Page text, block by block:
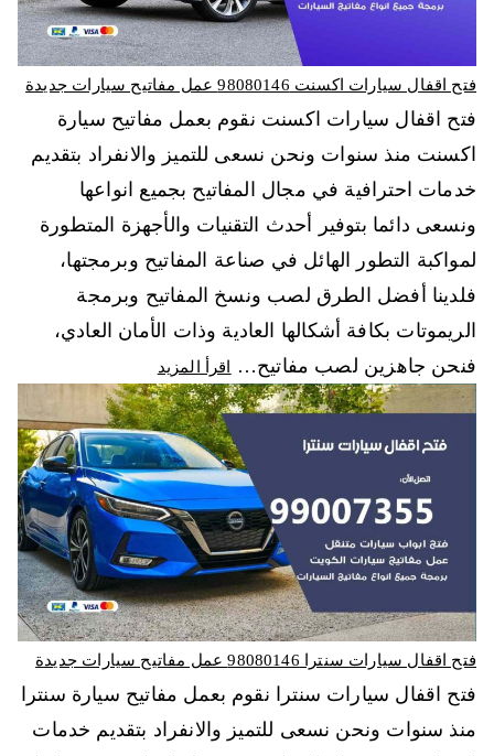
فتح اقفال سيارات اكسنت 98080146‬ عمل مفاتيح سيارات جديدة
فتح اقفال سيارات اكسنت نقوم بعمل مفاتيح سيارة
اكسنت منذ سنوات ونحن نسعى للتميز والانفراد بتقديم
خدمات احترافية في مجال المفاتيح بجميع انواعها
ونسعى دائما بتوفير أحدث التقنيات والأجهزة المتطورة
لمواكبة التطور الهائل في صناعة المفاتيح وبرمجتها،
فلدينا أفضل الطرق لصب ونسخ المفاتيح وبرمجة
الريموتات بكافة أشكالها العادية وذات الأمان العادي،
فنحن جاهزين لصب مفاتيح…
اقرأ المزيد
فتح اقفال سيارات سنترا 98080146‬ عمل مفاتيح سيارات جديدة
فتح اقفال سيارات سنترا نقوم بعمل مفاتيح سيارة سنترا
منذ سنوات ونحن نسعى للتميز والانفراد بتقديم خدمات